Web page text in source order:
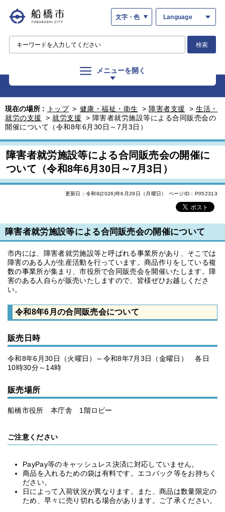
文字・色 Language
検索
メニューを開く
現在の場所 : トップ > 健康・福祉・衛生 > 障害者支援 > 生活・
就労の支援
> 就労支援 > 障害者就労施設等による合同販売会の
開催について（令和8年6月30日～7月3日）
障害者就労施設等による合同販売会の開催に
ついて（令和8年6月30日～7月3日）
更新日：令和8(2026)年6月29日（月曜日） ページID：P052313
障害者就労施設等による合同販売会の開催について
市内には、障害者就労施設等と呼ばれる事業所があり、そこでは
障害のある人が生産活動を行っています。商品作りをしている複
数の事業所が集まり、市役所で合同販売会を開催いたします。障
害のある人自らが販売いたしますので、皆様ぜひお越しくださ
い。
令和8年6月の合同販売会について
販売日時
令和8年6月30日（火曜日）～令和8年7月3日（金曜日） 各日
10時30分～14時
販売場所
船橋市役所 本庁舎 1階ロビー
ご注意ください
PayPay等のキャッシュレス決済に対応していません。
商品を入れるための袋は有料です。エコバック等をお持ちく
ださい。
日によって入荷状況が異なります。また、商品は数量限定の
ため、早々に売り切れる場合があります。ご了承ください。